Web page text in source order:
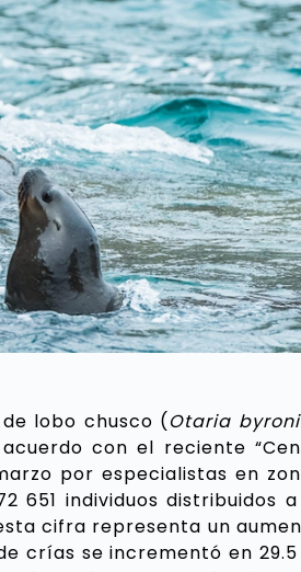
lobo chusco (Otaria
con el reciente
por especialistas en
651 individuos distribuidos
cifra representa un
crías se incrementó en 29.5